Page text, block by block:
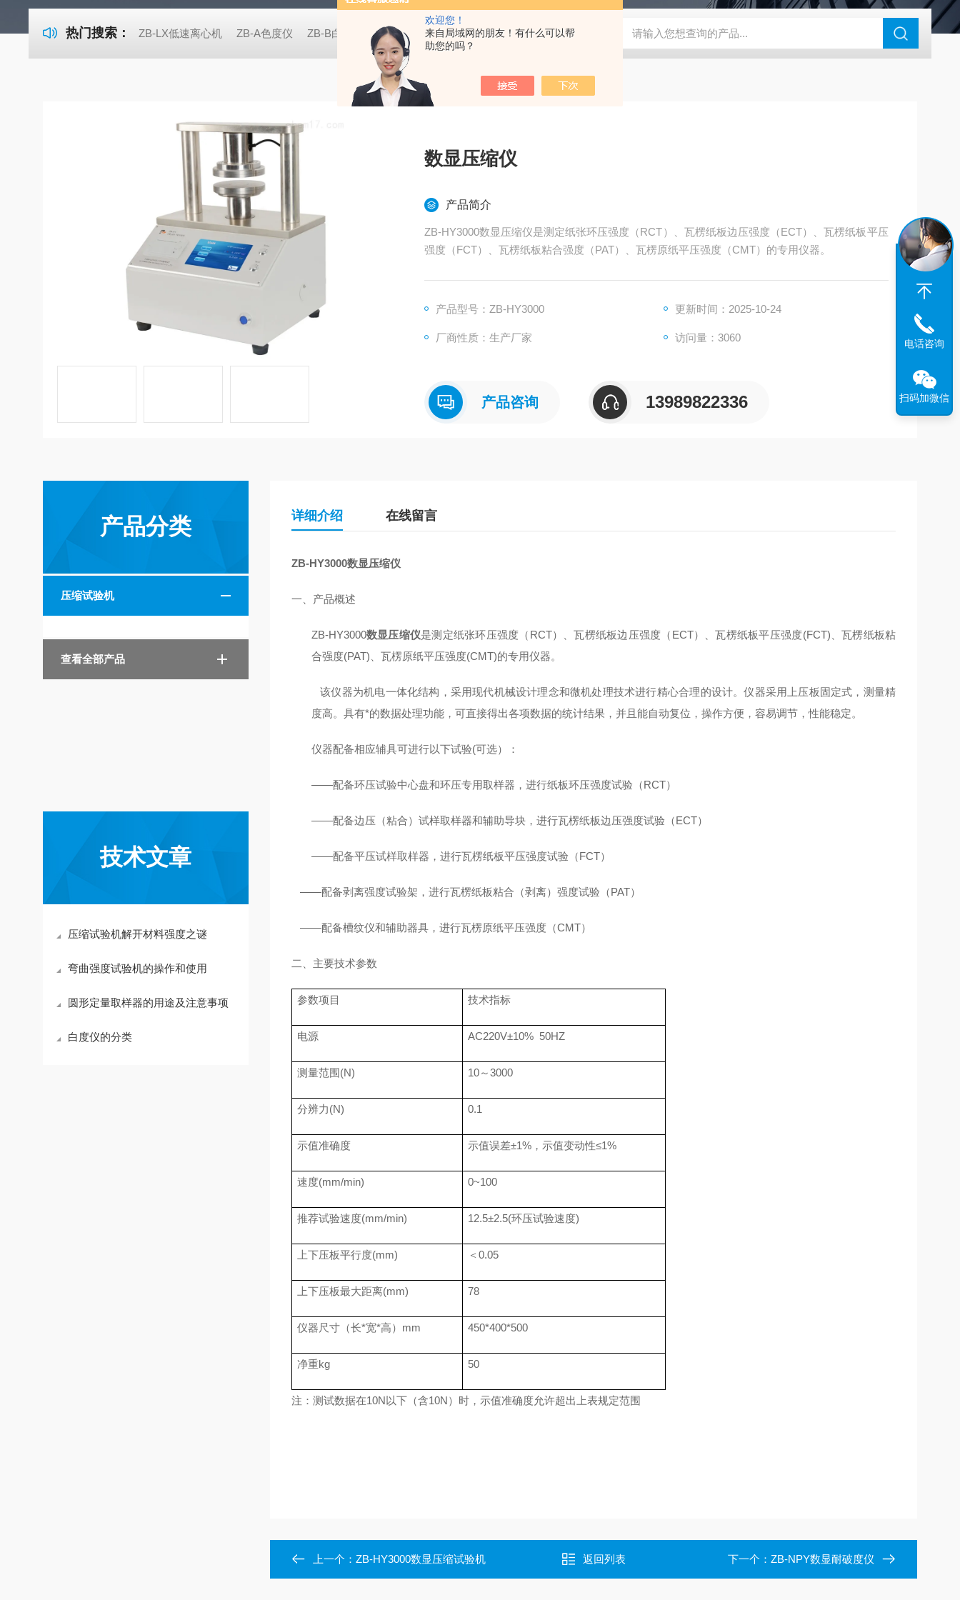
欢迎您！
来自局域网的朋友！有什么可以帮
助您的吗？
热门搜索： ZB-LX低速离心机 ZB-A色度仪 ZB-B白度仪 ZB-HY3000压缩强度测试仪 ZB-NPY1600/5600耐破度仪 ZB-BK10A全自动平滑度测定仪 ZB-YSJ5000瓦楞芯平压强
数显压缩仪
产品简介
ZB-HY3000数显压缩仪是测定纸张环压强度（RCT）、瓦楞纸板边压强度（ECT）、瓦楞纸板平压
强度（FCT）、瓦楞纸板粘合强度（PAT）、瓦楞原纸平压强度（CMT）的专用仪器。
产品型号：ZB-HY3000 更新时间：2025-10-24
厂商性质：生产厂家 访问量：3060
产品咨询 13989822336
产品分类
压缩试验机
查看全部产品
技术文章
压缩试验机解开材料强度之谜
弯曲强度试验机的操作和使用
圆形定量取样器的用途及注意事项
白度仪的分类
详细介绍 在线留言
ZB-HY3000数显压缩仪
一、产品概述
ZB-HY3000数显压缩仪是测定纸张环压强度（ RCT）、瓦楞纸板边压强度（ ECT）、瓦楞纸板平压强度(FCT) 、瓦楞纸板粘
合强度(PAT) 、瓦楞原纸平压强度(CMT)的专用仪器。
该仪器为机电一体化结构，采用现代机械设计理念和微机处理技术进行精心合理的设计。仪器采用上压板固定式，测量精
度高。具有*的数据处理功能，可直接得出各项数据的统计结果，并且能自动复位，操作方便，容易调节，性能稳定。
仪器配备相应辅具可进行以下试验(可选）：
——配备环压试验中心盘和环压专用取样器，进行纸板环压强度试验（RCT）
——配备边压（粘合）试样取样器和辅助导块，进行瓦楞纸板边压强度试验（ECT）
——配备平压试样取样器，进行瓦楞纸板平压强度试验（FCT）
——配备剥离强度试验架，进行瓦楞纸板粘合（剥离）强度试验（PAT）
——配备槽纹仪和辅助器具，进行瓦楞原纸平压强度（CMT）
二、主要技术参数
参数项目 技术指标
电源 AC220V±10% 50HZ
测量范围 (N) 10～3000
分辨力(N) 0.1
示值准确度 示值误差±1%，示值变动性≤1%
速度(mm/min) 0~100
推荐试验速度(mm/min) 12.5±2.5(环压试验速度)
上下压板平行度(mm) ＜ 0.05
上下压板最大距离(mm) 78
仪器尺寸（长*宽*高） mm 450*400*500
净重kg 50
注： 测试数据在10N以下（含10N）时，示值准确度允许超出上表规定范围
上一个： ZB-HY3000数显压缩试验机 返回列表 下一个： ZB-NPY数显耐破度仪
电话咨询
扫码加微信